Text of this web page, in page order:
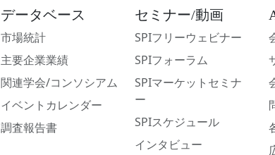
データベース
市場統計
主要企業業績
関連学会/コンソシアム
イベントカレンダー
調査報告書
セミナー/動画
SPIフリーウェビナー
SPIフォーラム
SPIマーケットセミナ
ー
SPIスケジュール
インタビュー